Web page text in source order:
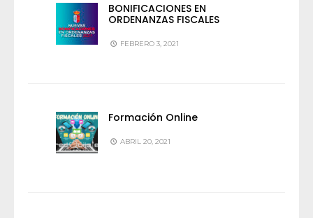
BONIFICACIONES EN
ORDENANZAS FISCALES
FEBRERO 3, 2021
Formación Online
ABRIL 20, 2021